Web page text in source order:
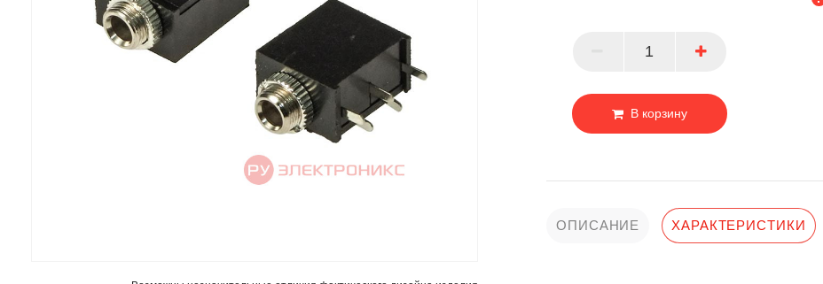
В корзину
ОПИСАНИЕ ХАРАКТЕРИСТИКИ